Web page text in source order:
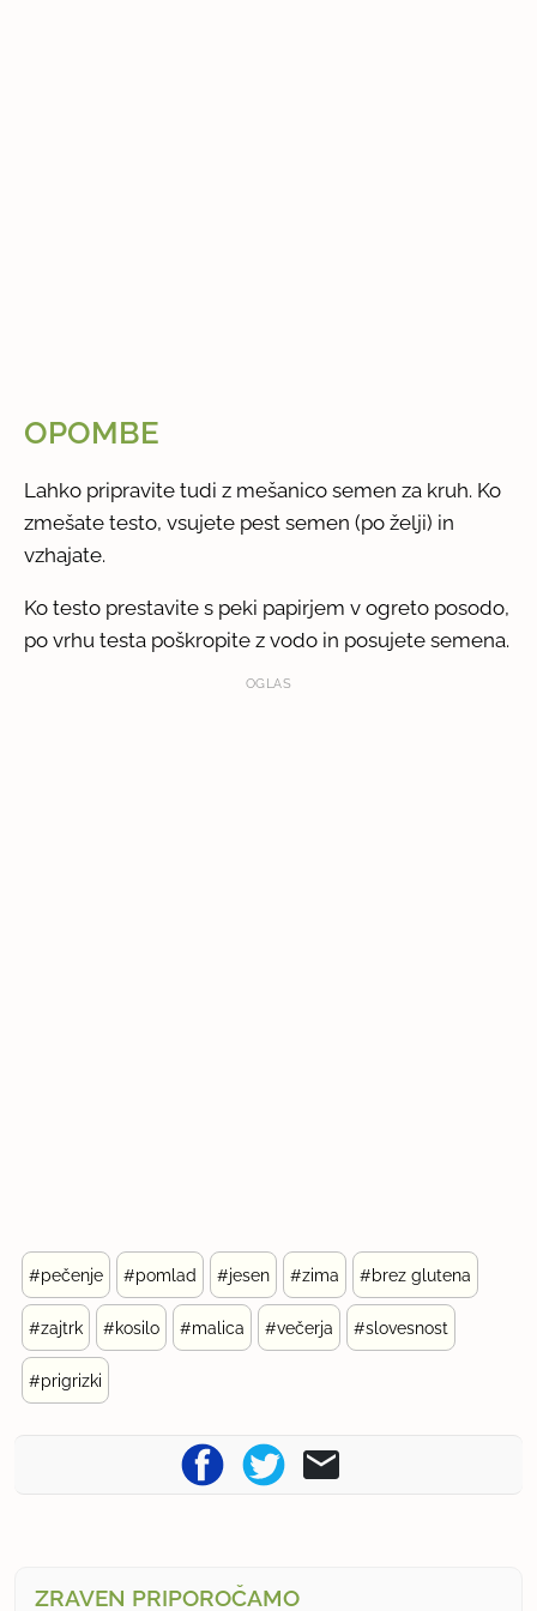
OPOMBE
Lahko pripravite tudi z mešanico semen za kruh. Ko
zmešate testo, vsujete pest semen (po želji) in
vzhajate.
Ko testo prestavite s peki papirjem v ogreto posodo,
po vrhu testa poškropite z vodo in posujete semena.
OGLAS
#pečenje #pomlad #jesen #zima #brez glutena
#zajtrk #kosilo #malica #večerja #slovesnost
#prigrizki
ZRAVEN PRIPOROČAMO